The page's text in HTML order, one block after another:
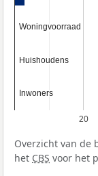
20
Woningvoorraad
Woningvoorraad
Huishoudens
Huishoudens
Inwoners
Inwoners
Overzicht van de
het CBS voor het